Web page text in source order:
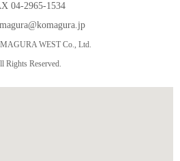
04-2965-1534
WEST Co., Ltd.
Rights Reserved.